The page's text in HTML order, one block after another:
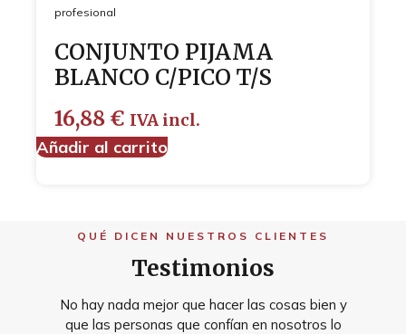
profesional
CONJUNTO PIJAMA
BLANCO C/PICO T/S
16,88 € IVA incl.
Añadir al carrito
QUÉ DICEN NUESTROS CLIENTES
Testimonios
No hay nada mejor que hacer las cosas bien y
que las personas que confían en nosotros lo